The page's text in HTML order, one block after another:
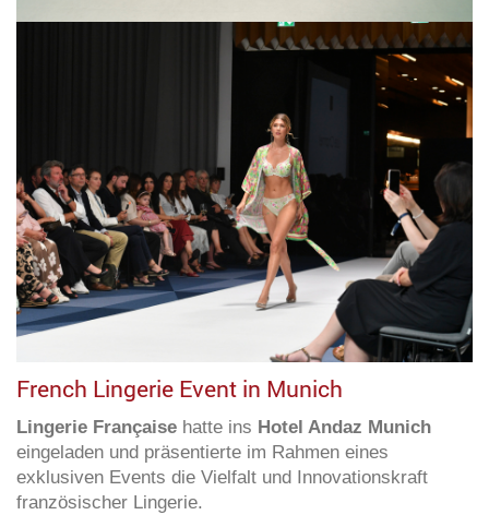
French Lingerie Event in Munich
Lingerie Française hatte ins Hotel Andaz Munich
eingeladen und präsentierte im Rahmen eines
exklusiven Events die Vielfalt und Innovationskraft
französischer Lingerie.